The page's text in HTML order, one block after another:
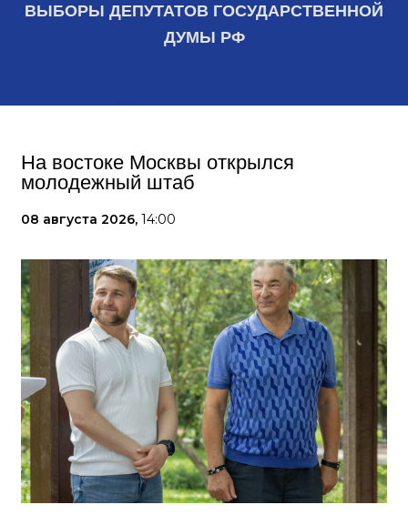
ВЫБОРЫ ДЕПУТАТОВ ГОСУДАРСТВЕННОЙ
ДУМЫ РФ
На востоке Москвы открылся
молодежный штаб
08 августа 2026, 14:00